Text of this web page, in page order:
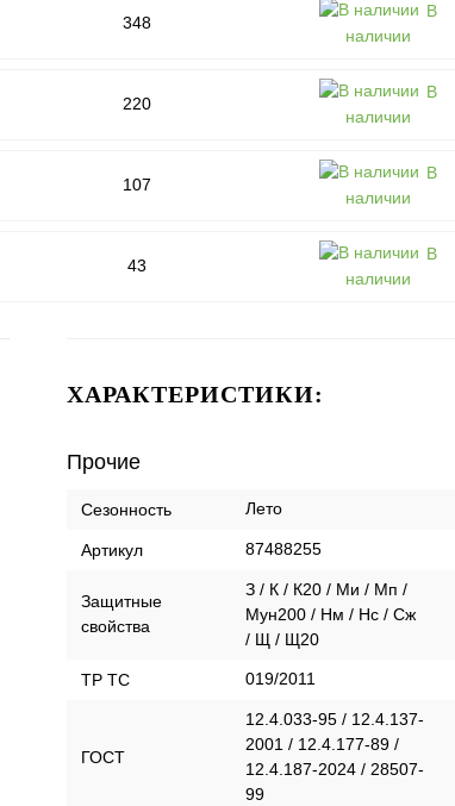
348
В
наличии
220
В
наличии
107
В
наличии
43
В
наличии
ХАРАКТЕРИСТИКИ:
Прочие
Сезонность Лето
Артикул 87488255
Защитные
свойства
З / К / К20 / Ми / Мп /
Мун200 / Нм / Нс / Сж
/ Щ / Щ20
ТР ТС 019/2011
ГОСТ
12.4.033-95 / 12.4.137-
2001 / 12.4.177-89 /
12.4.187-2024 / 28507-
99